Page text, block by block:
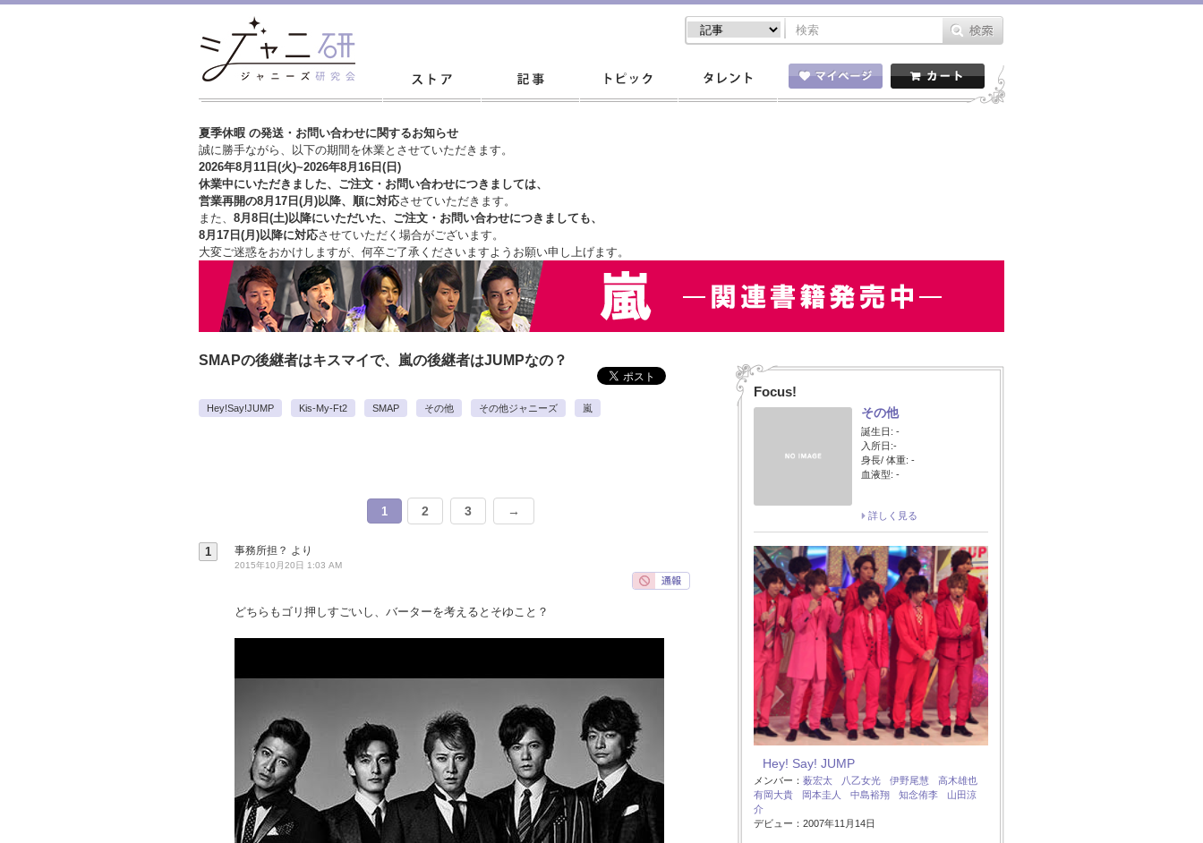
夏季休暇 の発送・お問い合わせに関するお知らせ
誠に勝手ながら、以下の期間を休業とさせていただきます。
2026年8月11日(火)~2026年8月16日(日)
休業中にいただきました、ご注文・お問い合わせにつきましては、
営業再開の8月17日(月)以降、順に対応させていただきます。
また、 8月8日(土)以降にいただいた、ご注文・ お問い合わせにつきましても、
8月17日(月)以降に対応させていただく場合がございます。
大変ご迷惑をおかけしますが、 何卒ご了承くださいますようお願い申し上げます。
SMAPの後継者はキスマイで、嵐の後継者はJUMPなの？
Hey!Say!JUMP Kis-My-Ft2 SMAP その他 その他ジャニーズ 嵐
1 2 3 →
1 事務所担？ より
2015年10月20日 1:03 AM
どちらもゴリ押しすごいし、バーターを考えるとそゆこと？
Focus!
その他
誕生日: -
入所日:-
身長/ 体重: -
血液型: -
詳しく見る
Hey! Say! JUMP
メンバー： 薮宏太 八乙女光 伊野尾慧
高木雄也
有岡大貴
岡本圭人 中島裕翔 知念侑李
山田涼
介
デビュー：2007年11月14日